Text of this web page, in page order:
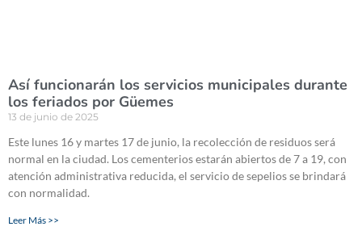
Así funcionarán los servicios municipales durante
los feriados por Güemes
13 de junio de 2025
Este lunes 16 y martes 17 de junio, la recolección de residuos será
normal en la ciudad. Los cementerios estarán abiertos de 7 a 19, con
atención administrativa reducida, el servicio de sepelios se brindará
con normalidad.
Leer Más >>